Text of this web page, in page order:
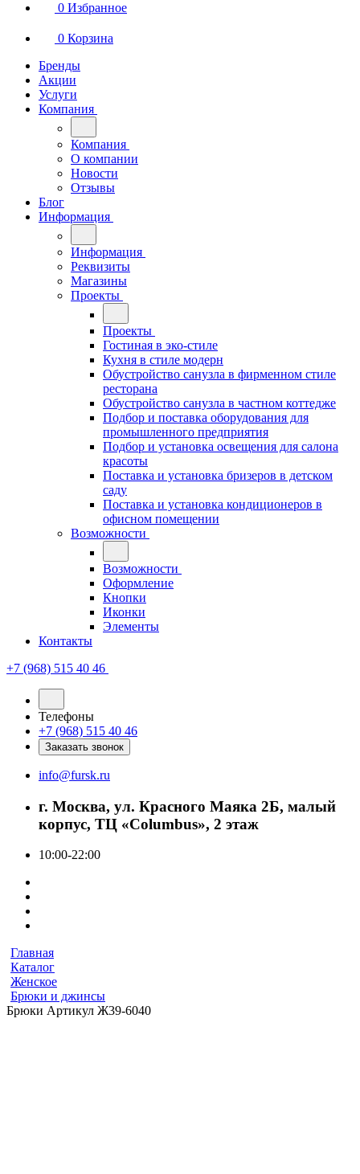
0 Избранное
0 Корзина
Бренды
Акции
Услуги
Компания
Компания
О компании
Новости
Отзывы
Блог
Информация
Информация
Реквизиты
Магазины
Проекты
Проекты
Гостиная в эко-стиле
Кухня в стиле модерн
Обустройство санузла в фирменном стиле
ресторана
Обустройство санузла в частном коттедже
Подбор и поставка оборудования для
промышленного предприятия
Подбор и установка освещения для салона
красоты
Поставка и установка бризеров в детском
саду
Поставка и установка кондиционеров в
офисном помещении
Возможности
Возможности
Оформление
Кнопки
Иконки
Элементы
Контакты
+7 (968) 515 40 46
Телефоны
+7 (968) 515 40 46
Заказать звонок
info@fursk.ru
г. Москва, ул. Красного Маяка 2Б, малый
корпус, ТЦ «Columbus», 2 этаж
10:00-22:00
Главная
Каталог
Женское
Брюки и джинсы
Брюки Артикул Ж39-6040